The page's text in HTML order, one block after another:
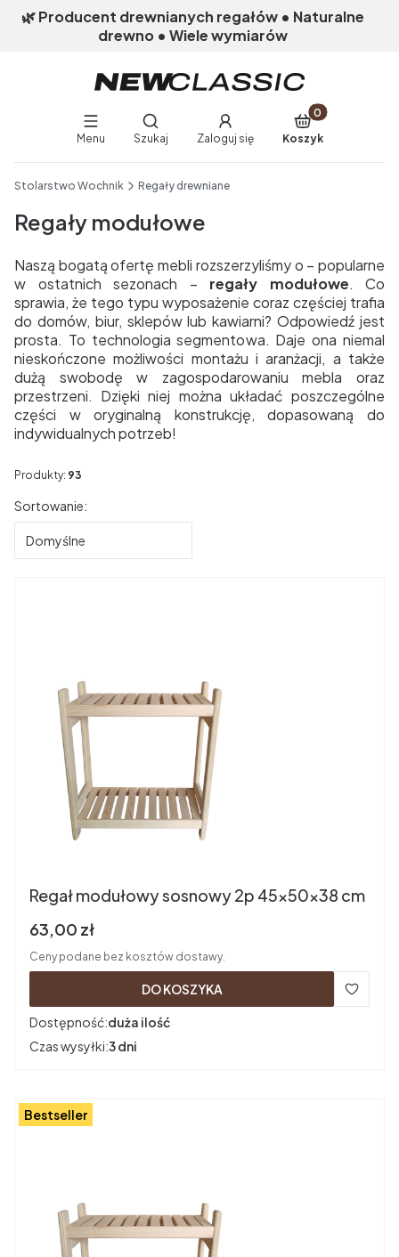
🌿 Producent drewnianych regałów • Naturalne
drewno • Wiele wymiarów
Menu
Otwórz wyszukiwarkę
Szukaj Zaloguj się
Produkty w
Koszyk
Stolarstwo Wochnik Regały drewniane
Regały modułowe
Naszą bogatą ofertę mebli rozszerzyliśmy o – popularne
w ostatnich sezonach – regały modułowe. Co
sprawia, że tego typu wyposażenie coraz częściej trafia
do domów, biur, sklepów lub kawiarni? Odpowiedź jest
prosta. To technologia segmentowa. Daje ona niemal
nieskończone możliwości montażu i aranżacji, a także
dużą swobodę w zagospodarowaniu mebla oraz
przestrzeni. Dzięki niej można układać poszczególne
części w oryginalną konstrukcję, dopasowaną do
indywidualnych potrzeb!
Produkty: 93
Lista produktów
Sortowanie:
Domyślne
Regał modułowy sosnowy 2p 45x50x38 cm
Cena brutto
63,00 zł
Ceny podane bez kosztów dostawy.
DO KOSZYKA
Dostępność:duża ilość
Czas wysyłki:3 dni
Bestseller